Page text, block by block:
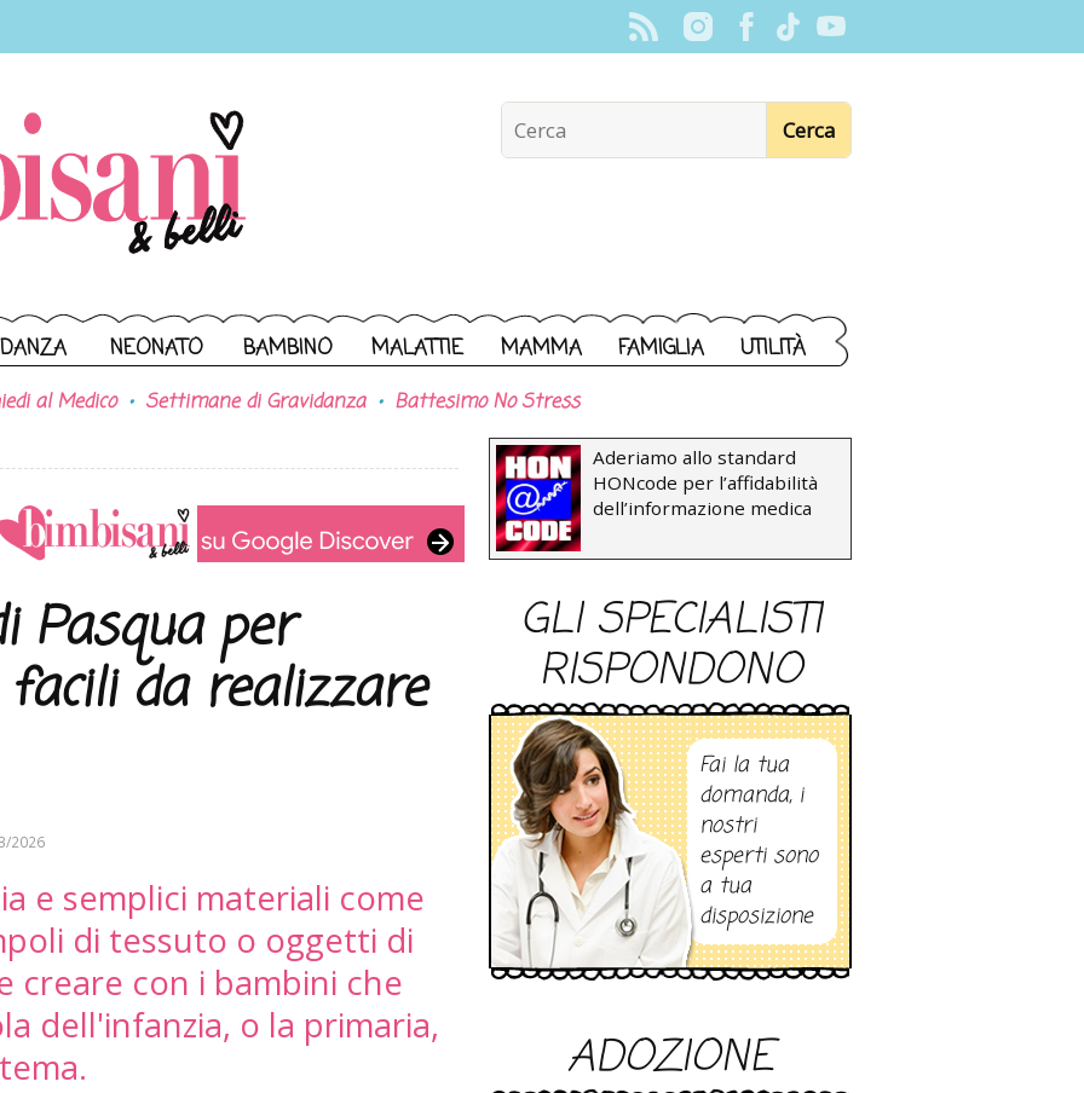
NEONATO BAMBINO MALATTIE MAMMA FAMIGLIA UTILITÀ
al Medico Settimane di Gravidanza Battesimo No Stress
Pasqua per
da realizzare
2026
e semplici materiali come
di tessuto o oggetti di
creare con i bambini che
dell'infanzia, o la primaria,
Aderiamo allo standard
HONcode per l’affidabilità
dell’informazione medica
GLI SPECIALISTI
RISPONDONO
Fai la tua
domanda, i
nostri
esperti sono
a tua
disposizione
ADOZIONE